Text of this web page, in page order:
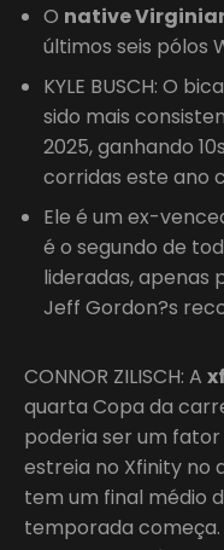
O native
últimos seis pólos
KYLE BUSCH: O
sido mais
2025, ganhando
corridas este ano
Ele é um ex-
é o segundo de
lideradas, apenas
Jeff Gordon?s
CONNOR ZILISCH: A
quarta Copa da
poderia ser um fator
estreia no Xfinity no
tem um final médio
temporada começa.